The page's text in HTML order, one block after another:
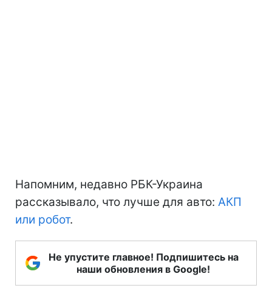
Напомним, недавно РБК-Украина
рассказывало, что лучше для авто: АКП
или робот.
Не упустите главное! Подпишитесь на
наши обновления в Google!